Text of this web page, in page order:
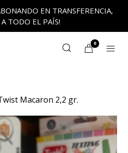
EN TRANSFERENCIA,
TODO EL PAÍS!
0
Macaron 2,2 gr.